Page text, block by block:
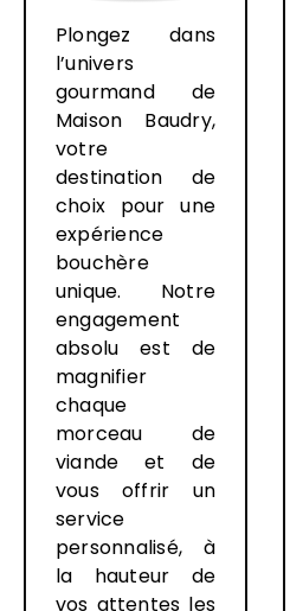
Plongez dans
l’univers
gourmand de
Maison Baudry,
votre
destination de
choix pour une
expérience
bouchère
unique. Notre
engagement
absolu est de
magnifier
chaque
morceau de
viande et de
vous offrir un
service
personnalisé, à
la hauteur de
vos attentes les